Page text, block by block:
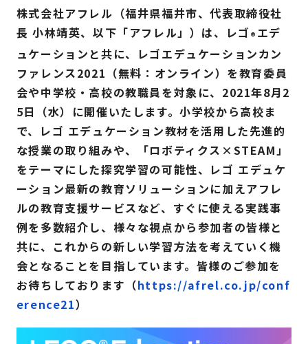
株式会社アフレル（福井県福井市、代表取締役社
長 小林靖英、以下「アフレル」）は、レゴ ® エデ
ュケーションと共に、レゴエデュケーションカン
ファレンス2021（無料：オンライン）を教育委員
会や中学校・高校の教職員を対象に、2021年8月2
5日（水）に開催いたします。小学校から高校ま
で、レゴ エデュケーション教材を活用した先進的
な授業の取り組みや、「ロボティクス×STEAM」
をテーマにした探究学習の可能性、レゴ エデュケ
ーション最新の教育ソリューションに加えアフレ
ルの教育支援サービスなど、すぐに使える実践事
例を多数紹介し、様々な視点から参加者の皆様と
共に、これからの新しい学習方法を考えていく機
会となることを目指しています。皆様のご参加を
お待ちしております（https://afrel.co.jp/conf
erence21）